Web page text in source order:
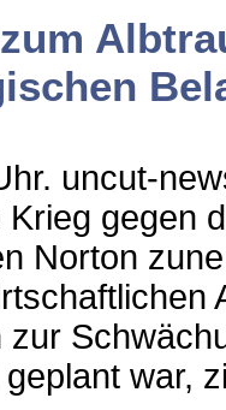
uncut-
gegen
Norton
war,